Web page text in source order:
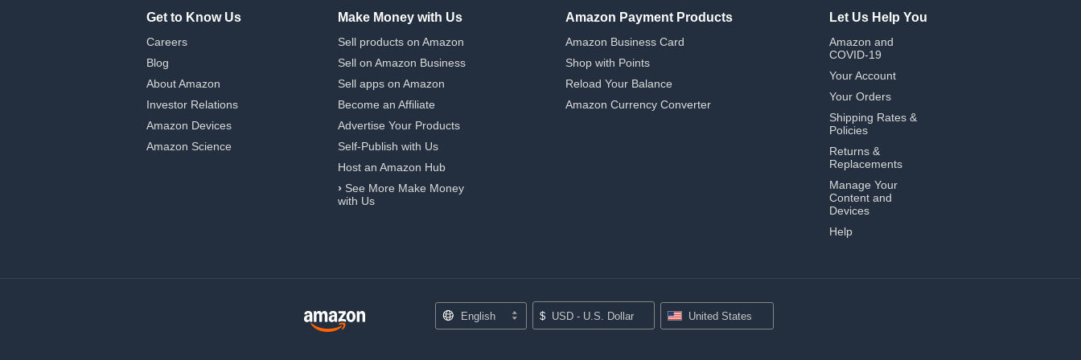
Get to Know Us
Careers
Blog
About Amazon
Investor Relations
Amazon Devices
Amazon Science
Make Money with Us
Sell products on Amazon
Sell on Amazon Business
Sell apps on Amazon
Become an Affiliate
Advertise Your Products
Self-Publish with Us
Host an Amazon Hub
› See More Make Money
with Us
Amazon Payment Products
Amazon Business Card
Shop with Points
Reload Your Balance
Amazon Currency Converter
Let Us Help You
Amazon and
COVID-19
Your Account
Your Orders
Shipping Rates &
Policies
Returns &
Replacements
Manage Your
Content and
Devices
Help
English $ USD - U.S. Dollar United States